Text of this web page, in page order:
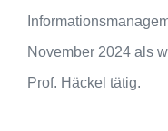
November 2024 als
Prof. Häckel tätig.